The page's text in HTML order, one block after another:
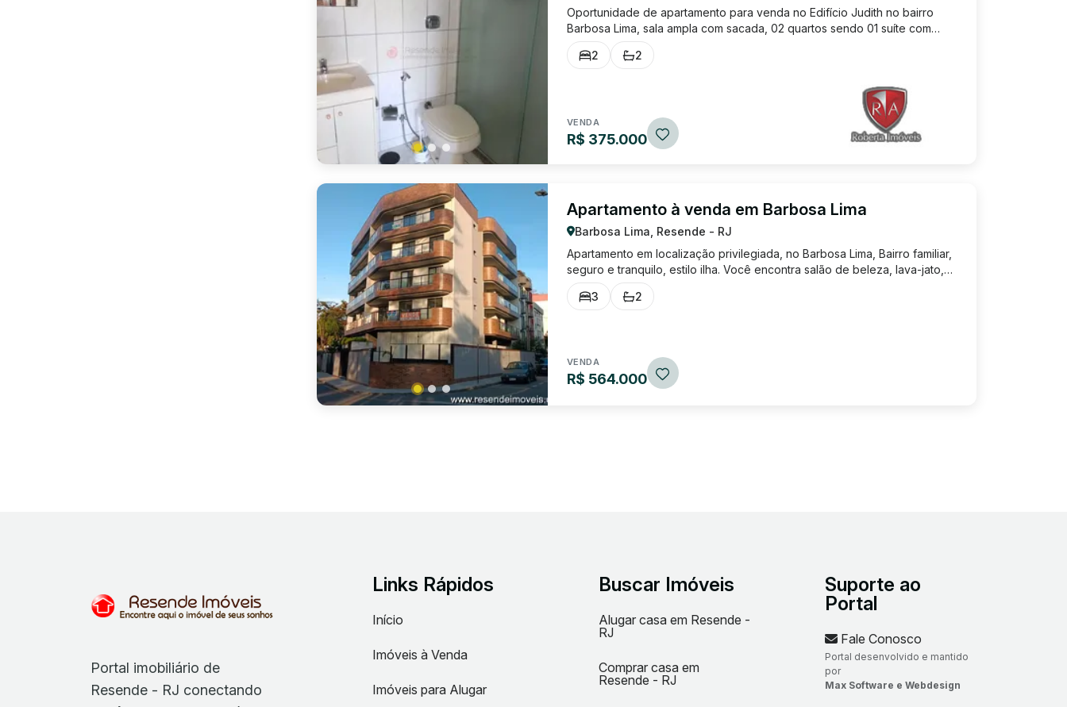
Oportunidade de apartamento para venda no Edifício Judith no bairro
Barbosa Lima, sala ampla com sacada, 02 quartos sendo 01 suíte com
armários planejados e sacada, cozinha com armários planejados, área de
serviço, banheiro social e 01 vaga de garage...
2 2
VENDA
R$ 375.000
Apartamento à venda em Barbosa Lima
Barbosa Lima, Resende - RJ
Apartamento em localização privilegiada, no Barbosa Lima, Bairro familiar,
seguro e tranquilo, estilo ilha. Você encontra salão de beleza, lava-jato,
academia, clinicas, padaria. Apartamento novo, composto por três quartos
(sendo um suíte) com sacada...
3 2
VENDA
R$ 564.000
Portal imobiliário de
Resende - RJ conectando
Links Rápidos
Início
Imóveis à Venda
Imóveis para Alugar
Buscar Imóveis
Alugar casa em Resende -
RJ
Comprar casa em
Resende - RJ
Suporte ao
Portal
Fale Conosco
Portal desenvolvido e mantido
por
Max Software e Webdesign